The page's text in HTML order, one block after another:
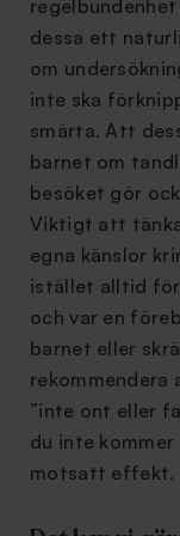
dessa ett
om
inte ska
smärta. Att
barnet om
besöket gör
Viktigt att
egna känslor
istället alltid
och var en
barnet eller
rekommendera
”inte ont eller
du inte
motsatt effekt.